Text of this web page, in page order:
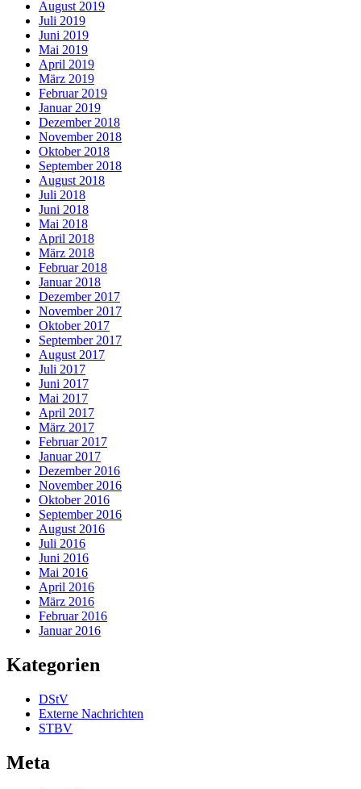
August 2019
Juli 2019
Juni 2019
Mai 2019
April 2019
März 2019
Februar 2019
Januar 2019
Dezember 2018
November 2018
Oktober 2018
September 2018
August 2018
Juli 2018
Juni 2018
Mai 2018
April 2018
März 2018
Februar 2018
Januar 2018
Dezember 2017
November 2017
Oktober 2017
September 2017
August 2017
Juli 2017
Juni 2017
Mai 2017
April 2017
März 2017
Februar 2017
Januar 2017
Dezember 2016
November 2016
Oktober 2016
September 2016
August 2016
Juli 2016
Juni 2016
Mai 2016
April 2016
März 2016
Februar 2016
Januar 2016
Kategorien
DStV
Externe Nachrichten
STBV
Meta